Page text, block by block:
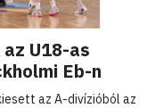
U18-as
Eb-n
az A-divízióból az